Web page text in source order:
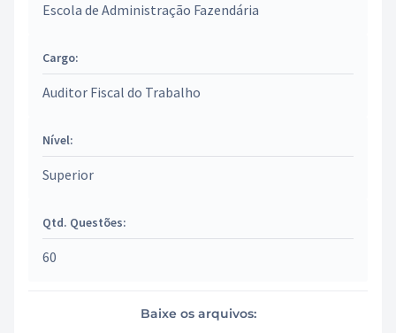
Escola de Administração Fazendária
Cargo:
Auditor Fiscal do Trabalho
Nível:
Superior
Qtd. Questões:
60
Baixe os arquivos: